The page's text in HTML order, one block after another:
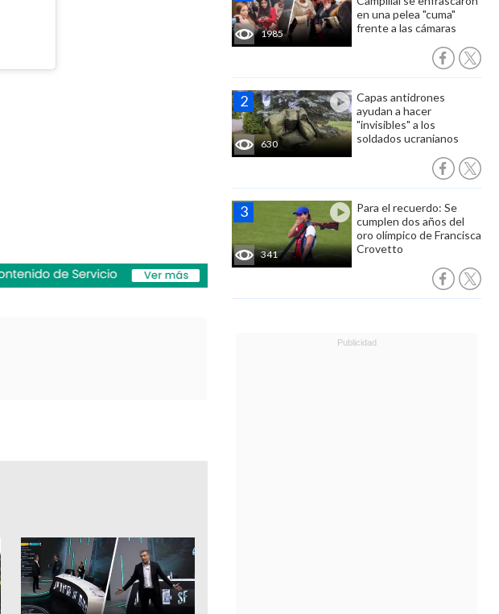
1985
en una pelea "cuma"
frente a las cámaras
630
Capas antidrones
ayudan a hacer
"invisibles" a los
soldados ucranianos
341
Para el recuerdo: Se
cumplen dos años del
oro olímpico de Francisca
Crovetto